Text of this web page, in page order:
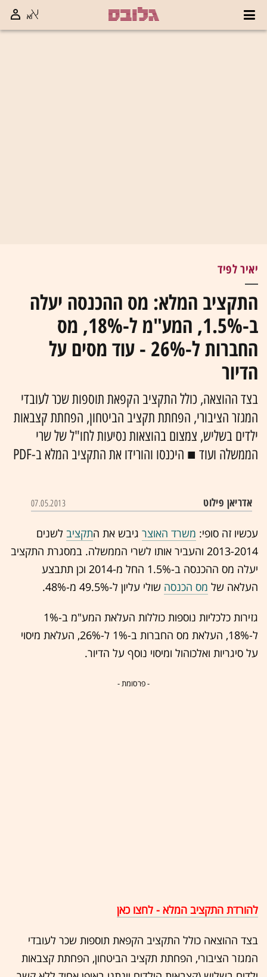
יאיר לפיד
התקציב המלא: מס ההכנסה יעלה
ב-1.5%, המע"מ ל-18%, מס
החברות ל-26% - עוד מסים על
הדיור
בצד ההוצאה, כולל התקציב הקפאת תוספות שכר לעובדי
המגזר הציבורי, הפחתת תקציב הביטחון, הפחתת קצבאות
ילדים בשליש, צמצום בהוצאות נסיעות לחו"ל של שרי
הממשלה ועוד ■ היכנסו והורידו את התקציב המלא ב-PDF
אדריאן פילוט 07.05.2013
עכשיו זה סופי: משרד האוצר גיבש את התקציב לשנים
2013-2014 והעביר אותו לשרי הממשלה. במסגרת התקציב
יעלה מס ההכנסה ב-1.5% החל מ-2014 וכן תתבצע
העלאה של מס הכנסה שולי עליון ל-49.5% מ-48%.
גזירות כלכליות נוספות כוללות העלאת המע"מ ב-1%
ל-18%, העלאת מס החברות ב-1% ל-26%, העלאת מיסוי
על סיגריות ואלכוהול ומיסוי נוסף על הדיור.
- פרסומת -
להורדת התקציב המלא - לחצו כאן
בצד ההוצאה כולל התקציב הקפאת תוספות שכר לעובדי
המגזר הציבורי, הפחתת תקציב הביטחון, הפחתת קצבאות